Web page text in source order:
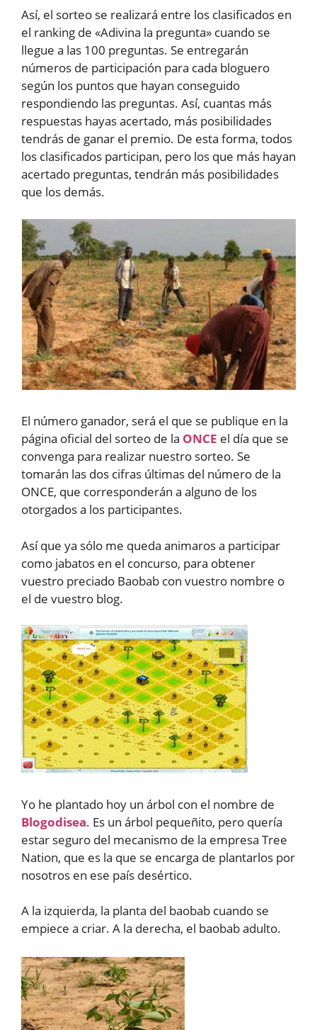
Así, el sorteo se realizará entre los clasificados en
el ranking de «Adivina la pregunta» cuando se
llegue a las 100 preguntas. Se entregarán
números de participación para cada bloguero
según los puntos que hayan conseguido
respondiendo las preguntas. Así, cuantas más
respuestas hayas acertado, más posibilidades
tendrás de ganar el premio. De esta forma, todos
los clasificados participan, pero los que más hayan
acertado preguntas, tendrán más posibilidades
que los demás.
El número ganador, será el que se publique en la
página oficial del sorteo de la ONCE el día que se
convenga para realizar nuestro sorteo. Se
tomarán las dos cifras últimas del número de la
ONCE, que corresponderán a alguno de los
otorgados a los participantes.
Así que ya sólo me queda animaros a participar
como jabatos en el concurso, para obtener
vuestro preciado Baobab con vuestro nombre o
el de vuestro blog.
Yo he plantado hoy un árbol con el nombre de
Blogodisea. Es un árbol pequeñito, pero quería
estar seguro del mecanismo de la empresa Tree
Nation, que es la que se encarga de plantarlos por
nosotros en ese país desértico.
A la izquierda, la planta del baobab cuando se
empiece a criar. A la derecha, el baobab adulto.